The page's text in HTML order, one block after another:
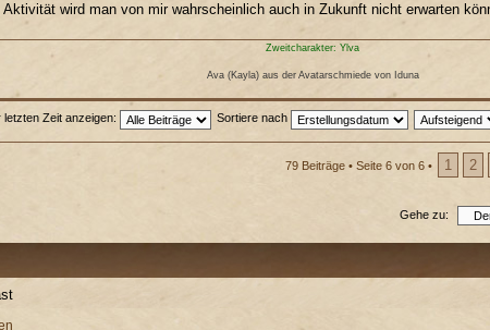
Aktivität wird man von mir wahrscheinlich auch in Zukunft nicht erwarten
Zweitcharakter: Ylva
Ava (Kayla) aus der Avatarschmiede von Iduna
letzten Zeit anzeigen: Sortiere nach
79 Beiträge • Seite 6von 6• 1 2
Gehe zu: